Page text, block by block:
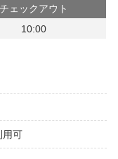
チェックアウト
10:00
用可